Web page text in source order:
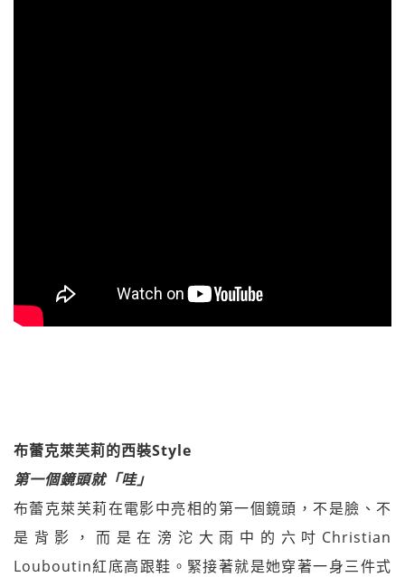
布蕾克萊芙莉的西裝Style
第一個鏡頭就「哇」
布蕾克萊芙莉在電影中亮相的第一個鏡頭，不是臉、不
是背影，而是在滂沱大雨中的六吋Christian
Louboutin紅底高跟鞋。緊接著就是她穿著一身三件式